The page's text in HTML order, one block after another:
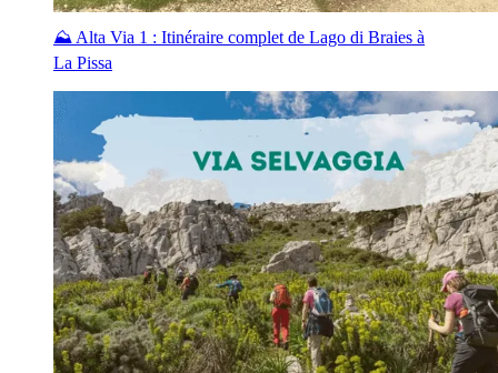
⛰️ Alta Via 1 : Itinéraire complet de Lago di Braies à
La Pissa